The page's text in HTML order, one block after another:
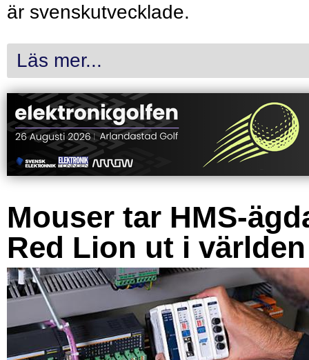
är svenskutvecklade.
Läs mer...
Mouser tar HMS-
Red Lion ut i världen